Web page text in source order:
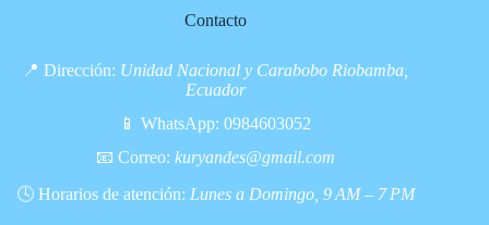
Contacto
📍 Dirección: Unidad Nacional y Carabobo Riobamba,
Ecuador
📱 WhatsApp:0984603052
📧 Correo: kuryandes@gmail.com
🕓 Horarios de atención: Lunes a Domingo, 9 AM – 7 PM